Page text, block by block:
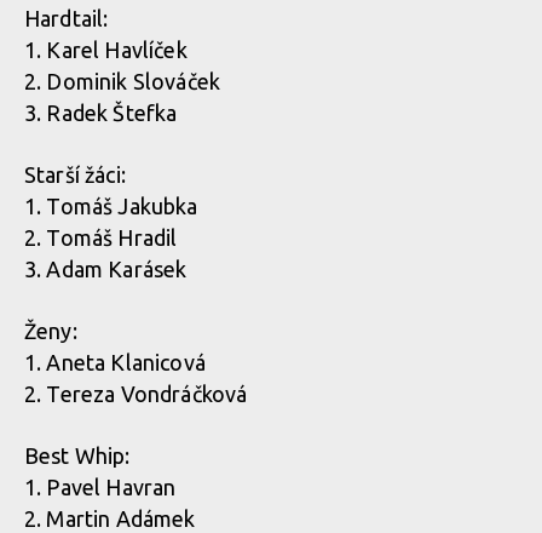
Hardtail:
1. Karel Havlíček
2. Dominik Slováček
3. Radek Štefka
Starší žáci:
1. Tomáš Jakubka
2. Tomáš Hradil
3. Adam Karásek
Ženy:
1. Aneta Klanicová
2. Tereza Vondráčková
Best Whip:
1. Pavel Havran
2. Martin Adámek